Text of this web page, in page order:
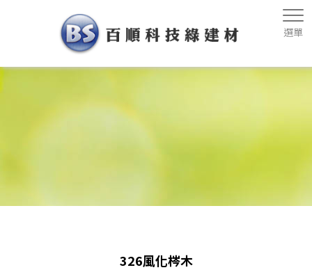
326風化梣木